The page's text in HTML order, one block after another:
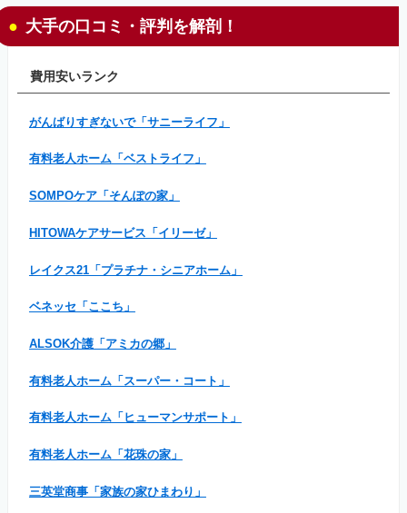
大手の口コミ・評判を解剖！
費用安いランク
がんばりすぎないで「サニーライフ」
有料老人ホーム「ベストライフ」
SOMPOケア「そんぽの家」
HITOWAケアサービス「イリーゼ」
レイクス21「プラチナ・シニアホーム」
ベネッセ「ここち」
ALSOK介護「アミカの郷」
有料老人ホーム「スーパー・コート」
有料老人ホーム「ヒューマンサポート」
有料老人ホーム「花珠の家」
三英堂商事「家族の家ひまわり」